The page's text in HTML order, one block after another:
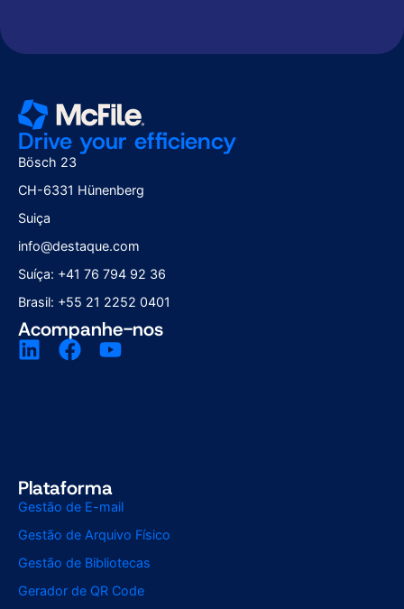
Drive your efficiency
Bösch 23
CH-6331 Hünenberg
Suiça
info@destaque.com
Suíça: +41 76 794 92 36
Brasil: +55 21 2252 0401
Acompanhe-nos
Plataforma
Gestão de E-mail
Gestão de Arquivo Físico
Gestão de Bibliotecas
Gerador de QR Code